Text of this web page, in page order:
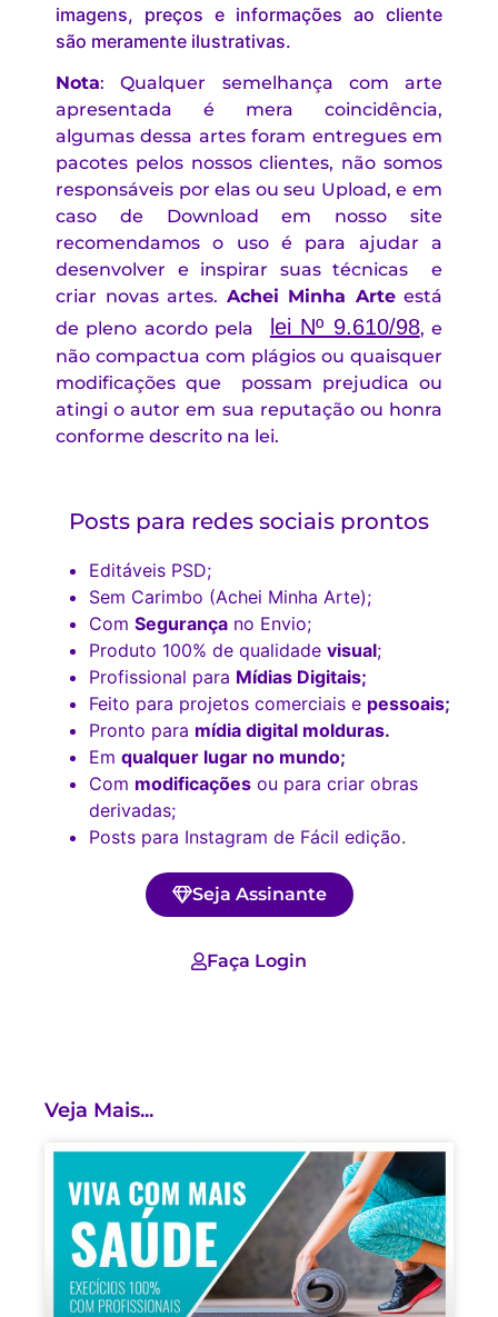
imagens, preços e informações ao cliente
são meramente ilustrativas.
Nota: Qualquer semelhança com arte
apresentada é mera coincidência,
algumas dessa artes foram entregues em
pacotes pelos nossos clientes, não somos
responsáveis por elas ou seu Upload, e em
caso de Download em nosso site
recomendamos o uso é para ajudar a
desenvolver e inspirar suas técnicas e
criar novas artes. Achei Minha Arteestá
de pleno acordo pela
lei Nº 9.610/98, e
não compactua com plágios ou quaisquer
modificações que possam prejudica ou
atingi o autor em sua reputação ou honra
conforme descrito na lei.
Posts para redes sociais prontos
Editáveis PSD;
Sem Carimbo (Achei Minha Arte);
Com Segurança no Envio;
Produto 100% de qualidade visual;
Profissional para Mídias Digitais;
Feito para projetos comerciais e pessoais;
Pronto para mídia digital molduras.
Em qualquer lugar no mundo;
Com modificações ou para criar obras
derivadas;
Posts para Instagram de Fácil edição.
Seja Assinante
Faça Login
Veja Mais...